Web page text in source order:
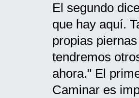
El segundo
que hay aquí.
propias
tendremos
ahora." El
Caminar es